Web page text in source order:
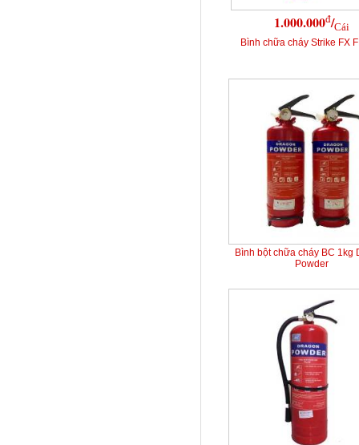
1.000.000đ/Cái
Bình chữa cháy Strike FX
Bình bột chữa cháy BC 1kg
Powder